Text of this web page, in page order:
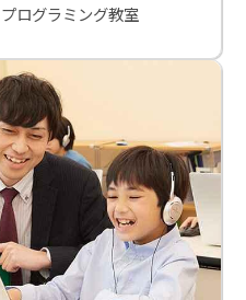
ログラミング教室